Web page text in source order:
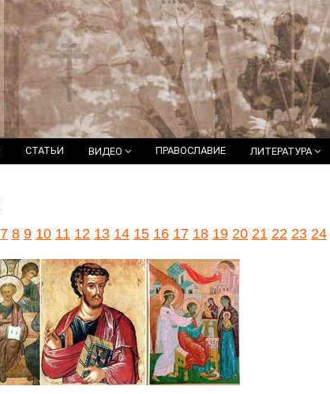
СТАТЬИ ВИДЕО ПРАВОСЛАВИЕ ЛИТЕРАТУРА
7 8 9 10 11 12 13 14 15 16 17 18 19 20 21 22 23 24